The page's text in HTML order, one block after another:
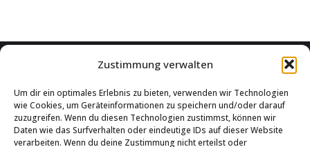
Zustimmung verwalten
Um dir ein optimales Erlebnis zu bieten, verwenden wir Technologien
wie Cookies, um Geräteinformationen zu speichern und/oder darauf
zuzugreifen. Wenn du diesen Technologien zustimmst, können wir
Daten wie das Surfverhalten oder eindeutige IDs auf dieser Website
verarbeiten. Wenn du deine Zustimmung nicht erteilst oder
Localizzazione GPS
Diario di bordo